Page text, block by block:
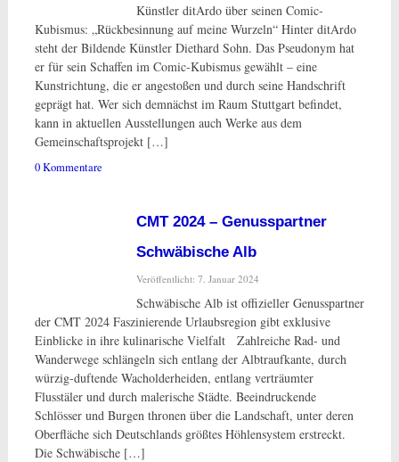
Künstler ditArdo über seinen Comic-
Kubismus: „Rückbesinnung auf meine Wurzeln“ Hinter ditArdo
steht der Bildende Künstler Diethard Sohn. Das Pseudonym hat
er für sein Schaffen im Comic-Kubismus gewählt – eine
Kunstrichtung, die er angestoßen und durch seine Handschrift
geprägt hat. Wer sich demnächst im Raum Stuttgart befindet,
kann in aktuellen Ausstellungen auch Werke aus dem
Gemeinschaftsprojekt […]
0 Kommentare
CMT 2024 – Genusspartner
Schwäbische Alb
Veröffentlicht: 7. Januar 2024
Schwäbische Alb ist offizieller Genusspartner
der CMT 2024 Faszinierende Urlaubsregion gibt exklusive
Einblicke in ihre kulinarische Vielfalt Zahlreiche Rad- und
Wanderwege schlängeln sich entlang der Albtraufkante, durch
würzig-duftende Wacholderheiden, entlang verträumter
Flusstäler und durch malerische Städte. Beeindruckende
Schlösser und Burgen thronen über die Landschaft, unter deren
Oberfläche sich Deutschlands größtes Höhlensystem erstreckt.
Die Schwäbische […]